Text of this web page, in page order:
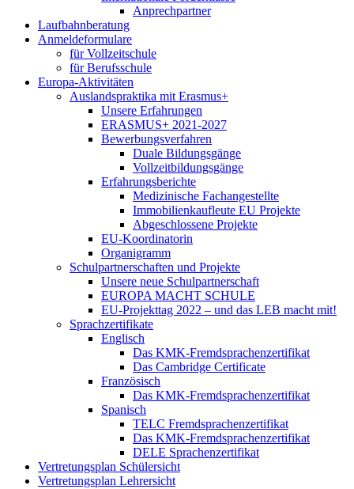
Anprechpartner
Laufbahnberatung
Anmeldeformulare
für Vollzeitschule
für Berufsschule
Europa-Aktivitäten
Auslandspraktika mit Erasmus+
Unsere Erfahrungen
ERASMUS+ 2021-2027
Bewerbungsverfahren
Duale Bildungsgänge
Vollzeitbildungsgänge
Erfahrungsberichte
Medizinische Fachangestellte
Immobilienkaufleute EU Projekte
Abgeschlossene Projekte
EU-Koordinatorin
Organigramm
Schulpartnerschaften und Projekte
Unsere neue Schulpartnerschaft
EUROPA MACHT SCHULE
EU-Projekttag 2022 – und das LEB macht mit!
Sprachzertifikate
Englisch
Das KMK-Fremdsprachenzertifikat
Das Cambridge Certificate
Französisch
Das KMK-Fremdsprachenzertifikat
Spanisch
TELC Fremdsprachenzertifikat
Das KMK-Fremdsprachenzertifikat
DELE Sprachenzertifikat
Vertretungsplan Schülersicht
Vertretungsplan Lehrersicht